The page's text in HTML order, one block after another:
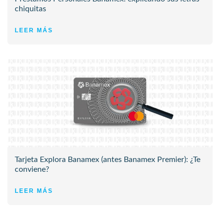
chiquitas
LEER MÁS
Tarjeta Explora Banamex (antes Banamex Premier): ¿Te
conviene?
LEER MÁS